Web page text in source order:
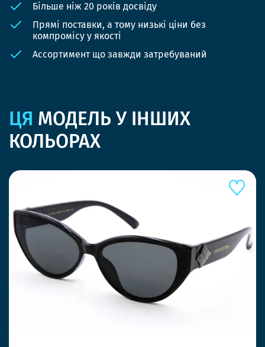
Більше ніж 20 років досвіду
Прямі поставки, а тому низькі ціни без
компромісу у якості
Ассортимент що завжди затребуваний
ЦЯ МОДЕЛЬ У ІНШИХ
КОЛЬОРАХ